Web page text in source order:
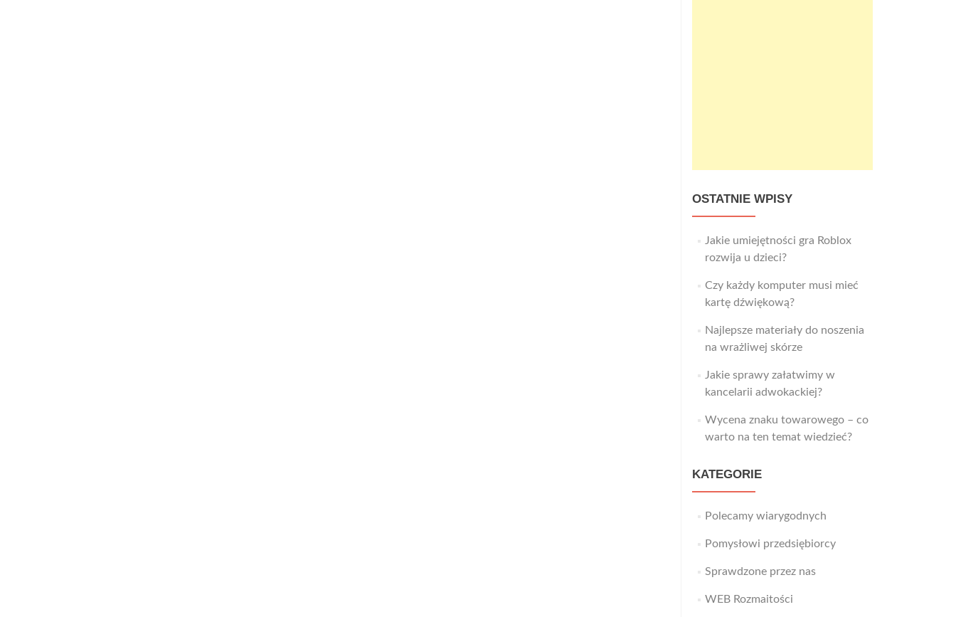
OSTATNIE WPISY
Jakie umiejętności gra Roblox
rozwija u dzieci?
Czy każdy komputer musi mieć
kartę dźwiękową?
Najlepsze materiały do noszenia
na wrażliwej skórze
Jakie sprawy załatwimy w
kancelarii adwokackiej?
Wycena znaku towarowego – co
warto na ten temat wiedzieć?
KATEGORIE
Polecamy wiarygodnych
Pomysłowi przedsiębiorcy
Sprawdzone przez nas
WEB Rozmaitości